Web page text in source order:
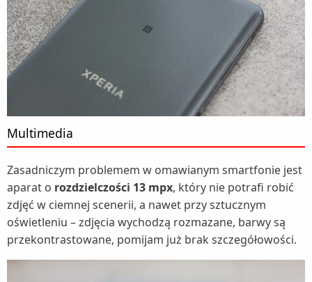
Multimedia
Zasadniczym problemem w omawianym smartfonie jest
aparat o rozdzielczości 13 mpx, który nie potrafi robić
zdjęć w ciemnej scenerii, a nawet przy sztucznym
oświetleniu – zdjęcia wychodzą rozmazane, barwy są
przekontrastowane, pomijam już brak szczegółowości.